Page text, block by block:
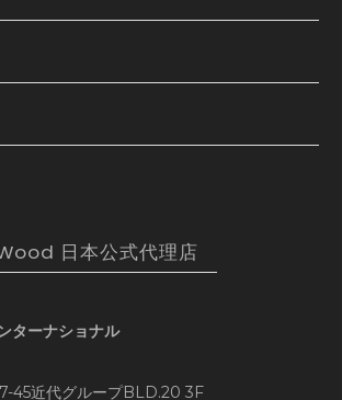
日本公式代理店
ターナショナル
45近代グループBLD.20 3F